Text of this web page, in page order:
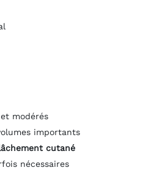
modérés
importants
cutané
nécessaires